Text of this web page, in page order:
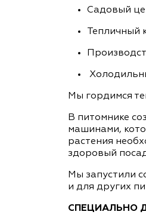
Садовый
Тепличный
Мы гордимся
В питомнике
машинами,
растения
здоровый
Мы запустили
и для других
СПЕЦИАЛЬНО